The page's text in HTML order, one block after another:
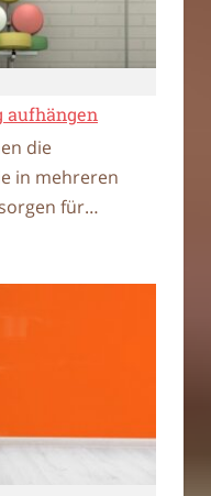
die
in mehreren
für…